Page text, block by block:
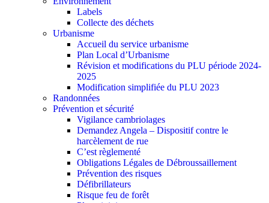
Labels
Collecte des déchets
Urbanisme
Accueil du service urbanisme
Plan Local d’Urbanisme
Révision et modifications du PLU période 2024-
2025
Modification simplifiée du PLU 2023
Randonnées
Prévention et sécurité
Vigilance cambriolages
Demandez Angela – Dispositif contre le
harcèlement de rue
C’est règlementé
Obligations Légales de Débroussaillement
Prévention des risques
Défibrillateurs
Risque feu de forêt